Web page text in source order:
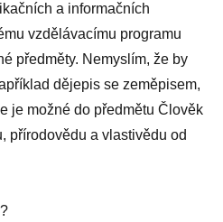
a informačních
vzdělávacímu programu
předměty. Nemyslím, že by
dějepis se zeměpisem,
je možné do předmětu Člověk
přírodovědu a vlastivědu od